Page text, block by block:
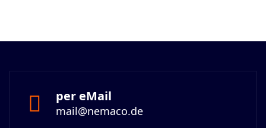
per eMail
mail@nemaco.de